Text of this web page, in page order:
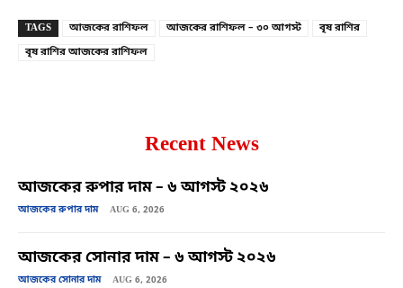
TAGS আজকের রাশিফল আজকের রাশিফল – ৩০ আগস্ট
বৃষ রাশির
বৃষ রাশির আজকের রাশিফল
Recent News
আজকের রুপার দাম – ৬ আগস্ট ২০২৬
আজকের রুপার দাম AUG 6, 2026
আজকের সোনার দাম – ৬ আগস্ট ২০২৬
আজকের সোনার দাম AUG 6, 2026